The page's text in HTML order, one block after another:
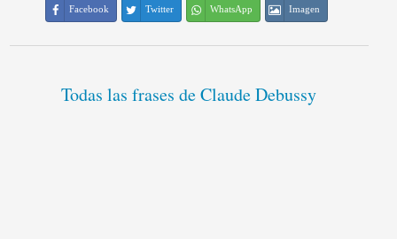
Facebook Twitter WhatsApp Imagen
Todas las frases de Claude Debussy